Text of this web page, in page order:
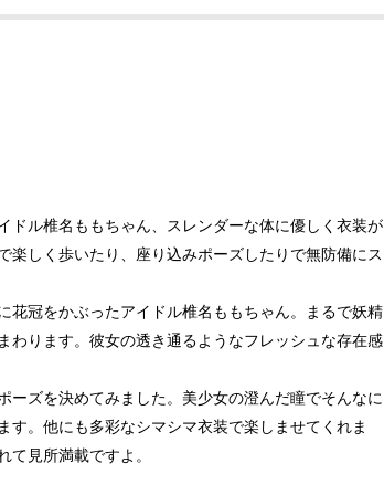
ドル椎名ももちゃん、スレンダーな体に優しく衣装が
楽しく歩いたり、座り込みポーズしたりで無防備にス
花冠をかぶったアイドル椎名ももちゃん。まるで妖精
わります。彼女の透き通るようなフレッシュな存在感
ーズを決めてみました。美少女の澄んだ瞳でそんなに
す。他にも多彩なシマシマ衣装で楽しませてくれま
て見所満載ですよ。